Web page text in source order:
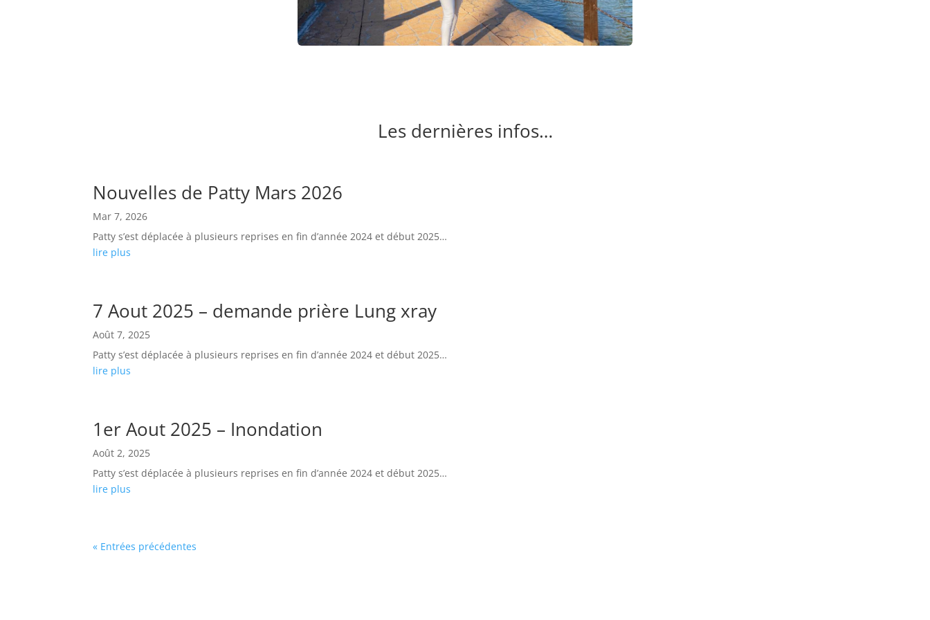
Les dernières infos…
Nouvelles de Patty Mars 2026
Mar 7, 2026
Patty s’est déplacée à plusieurs reprises en fin d’année 2024 et début 2025…
lire plus
7 Aout 2025 – demande prière Lung xray
Août 7, 2025
Patty s’est déplacée à plusieurs reprises en fin d’année 2024 et début 2025…
lire plus
1er Aout 2025 – Inondation
Août 2, 2025
Patty s’est déplacée à plusieurs reprises en fin d’année 2024 et début 2025…
lire plus
« Entrées précédentes